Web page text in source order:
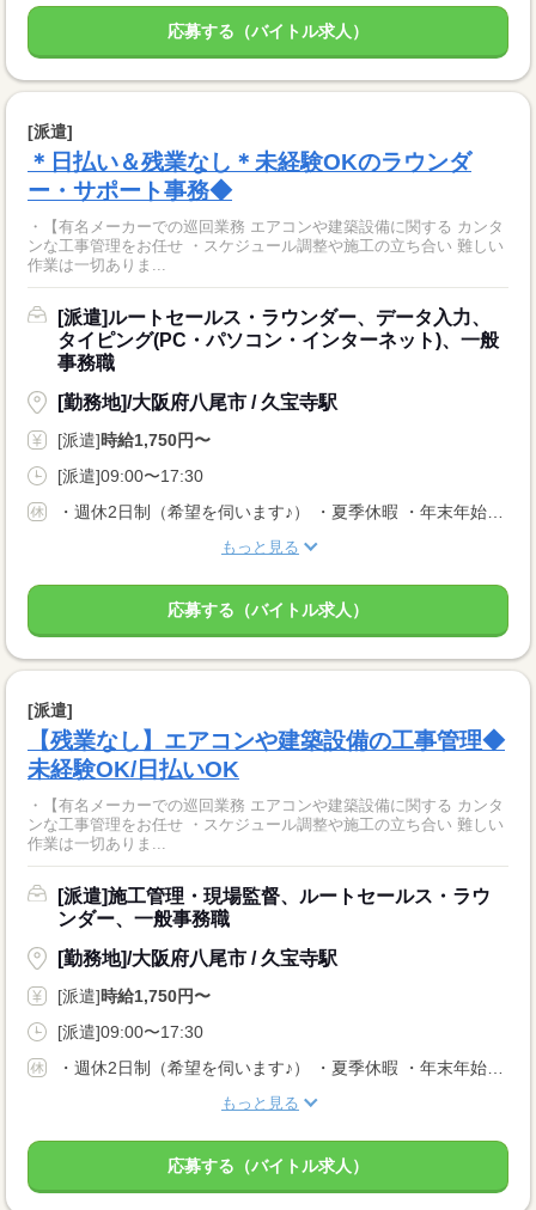
応募する（バイトル求人）
[派遣]
＊日払い＆残業なし＊未経験OKのラウンダ
ー・サポート事務◆
・【有名メーカーでの巡回業務 エアコンや建築設備に関する カンタ
ンな工事管理をお任せ ・スケジュール調整や施工の立ち合い 難しい
作業は一切ありま...
[派遣]ルートセールス・ラウンダー、データ入力、
タイピング(PC・パソコン・インターネット)、一般
事務職
[勤務地]/大阪府八尾市 / 久宝寺駅
[派遣]時給1,750円〜
[派遣]09:00〜17:30
もっと見る
応募する（バイトル求人）
[派遣]
【残業なし】エアコンや建築設備の工事管理◆
未経験OK/日払いOK
・【有名メーカーでの巡回業務 エアコンや建築設備に関する カンタ
ンな工事管理をお任せ ・スケジュール調整や施工の立ち合い 難しい
作業は一切ありま...
[派遣]施工管理・現場監督、ルートセールス・ラウ
ンダー、一般事務職
[勤務地]/大阪府八尾市 / 久宝寺駅
[派遣]時給1,750円〜
[派遣]09:00〜17:30
もっと見る
応募する（バイトル求人）